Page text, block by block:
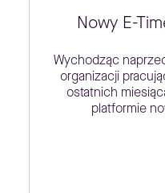
Nowy E-
Wychodząc
organizacji
ostatnich
platformie